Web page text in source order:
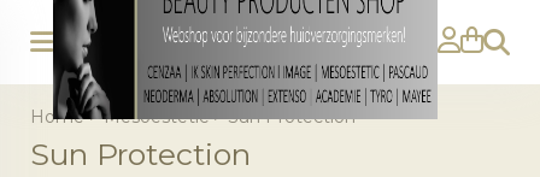
Home>Mesoestetic>Sun Protection
Sun Protection